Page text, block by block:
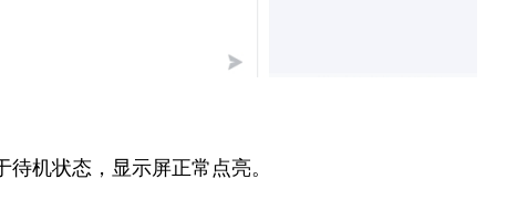
机状态，显示屏正常点亮。